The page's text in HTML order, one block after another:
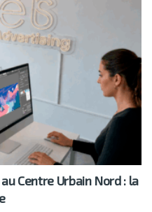
Centre Urbain Nord : la